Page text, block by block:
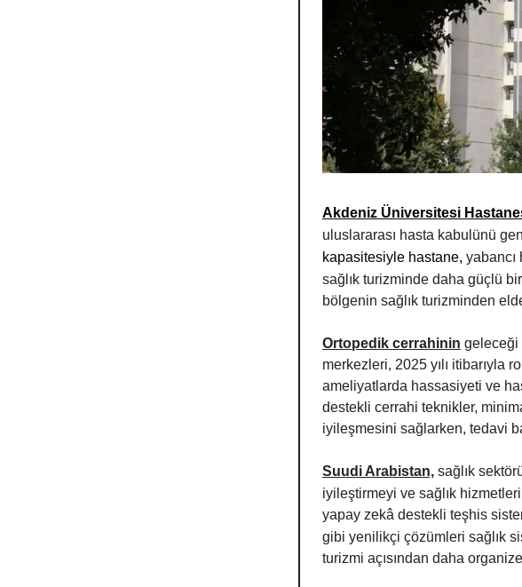
Akdeniz Üniversitesi
uluslararası hasta kabulünü
kapasitesiyle hastane, yabancı
sağlık turizminde daha güçlü
bölgenin sağlık turizminden
Ortopedik cerrahinin geleceği
merkezleri, 2025 yılı itibarıyla
ameliyatlarda hassasiyeti ve
destekli cerrahi teknikler,
iyileşmesini sağlarken, tedavi
Suudi Arabistan, sağlık
iyileştirmeyi ve sağlık
yapay zekâ destekli teşhis
gibi yenilikçi çözümleri sağlık
turizmi açısından daha